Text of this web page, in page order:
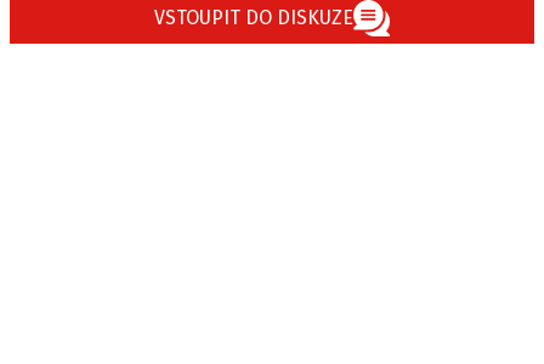
VSTOUPIT DO DISKUZE